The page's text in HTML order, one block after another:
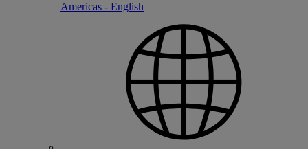
Americas - English